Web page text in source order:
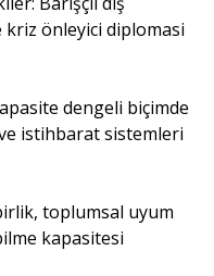
önleyici diplomasi
dengeli biçimde
istihbarat sistemleri
toplumsal uyum
kapasitesi